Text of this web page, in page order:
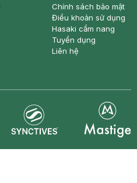
Chính sách bảo mật
Điều khoản sử dụng
Hasaki cẩm nang
Tuyển dụng
Liên hệ